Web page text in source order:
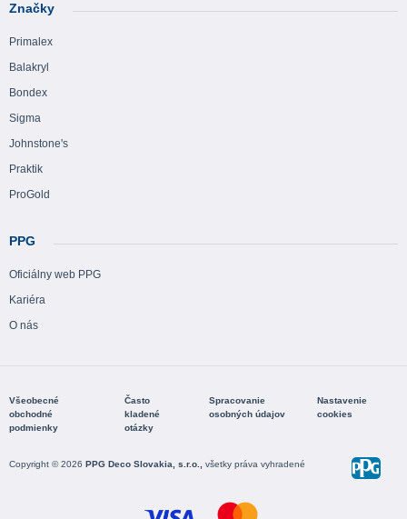
Značky
Primalex
Balakryl
Bondex
Sigma
Johnstone's
Praktik
ProGold
PPG
Oficiálny web PPG
Kariéra
O nás
Všeobecné
obchodné
podmienky
Často
kladené
otázky
Spracovanie
osobných údajov
Nastavenie
cookies
Copyright © 2026 PPG Deco Slovakia, s.r.o., všetky práva vyhradené